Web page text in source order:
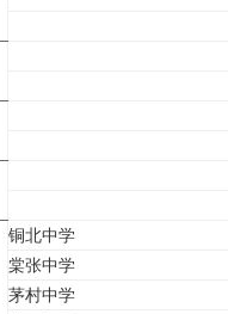
铜北中学
棠张中学
茅村中学